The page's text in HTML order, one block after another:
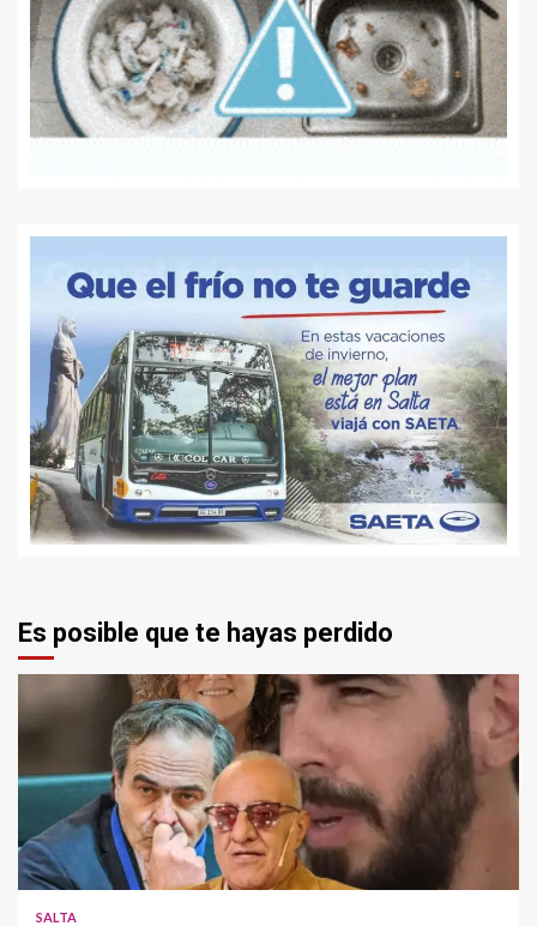
Es posible que te hayas perdido
SALTA